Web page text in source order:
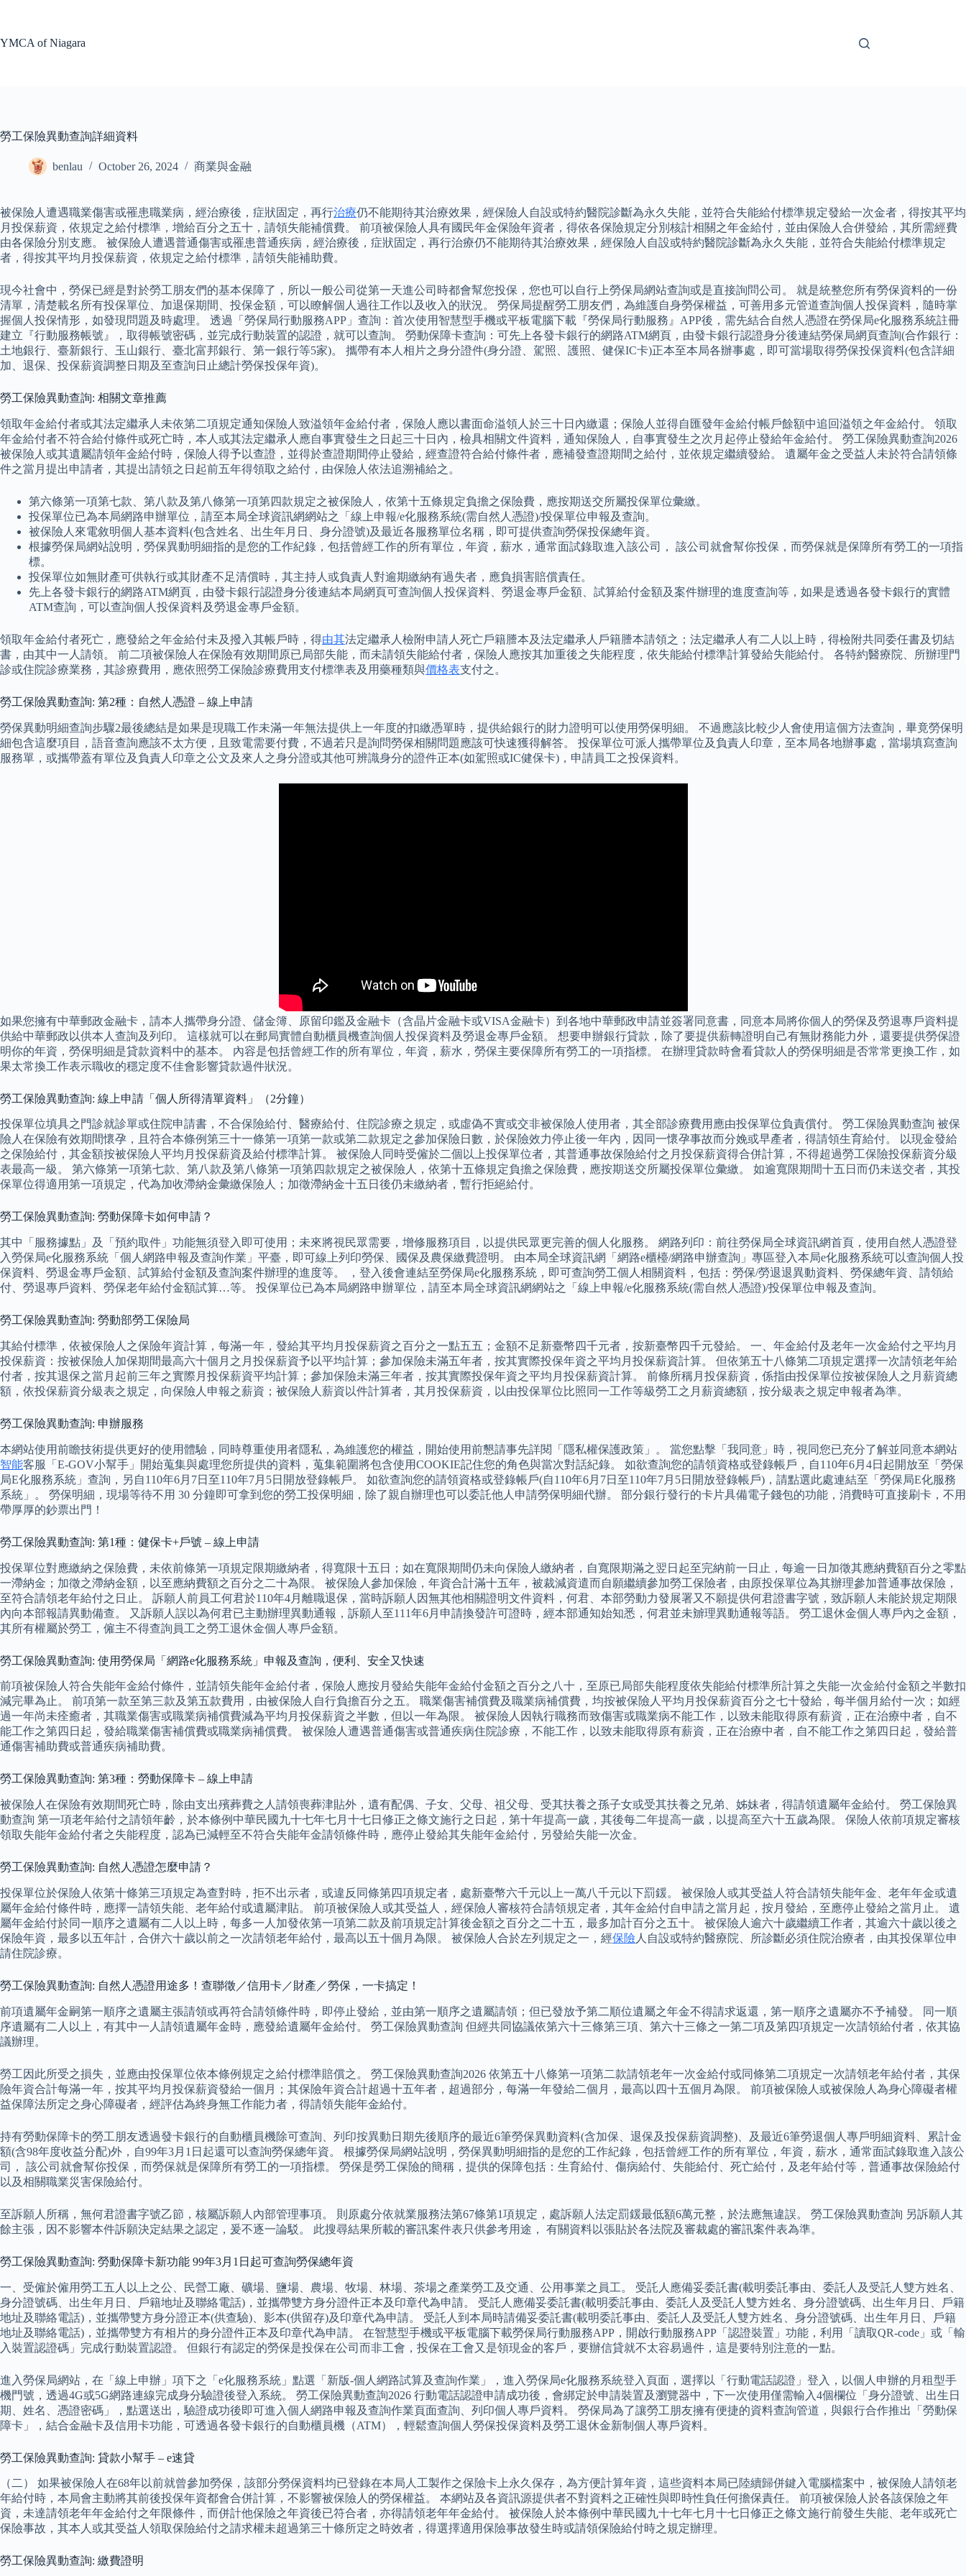
YMCA of Niagara
勞工保險異動查詢詳細資料
benlau October 26, 2024 商業與金融
被保險人遭遇職業傷害或罹患職業病，經治療後，症狀固定，再行治療仍不能期待其治療效果，經保險人自設或特約醫院診斷為永久失能，並符合失能給付標準規定發給一次金者，得按其平均
月投保薪資，依規定之給付標準，增給百分之五十，請領失能補償費。 前項被保險人具有國民年金保險年資者，得依各保險規定分別核計相關之年金給付，並由保險人合併發給，其所需經費
由各保險分別支應。 被保險人遭遇普通傷害或罹患普通疾病，經治療後，症狀固定，再行治療仍不能期待其治療效果，經保險人自設或特約醫院診斷為永久失能，並符合失能給付標準規定
者，得按其平均月投保薪資，依規定之給付標準，請領失能補助費。
現今社會中，勞保已經是對於勞工朋友們的基本保障了，所以一般公司從第一天進公司時都會幫您投保，您也可以自行上勞保局網站查詢或是直接詢問公司。 就是統整您所有勞保資料的一份
清單，清楚載名所有投保單位、加退保期間、投保金額，可以瞭解個人過往工作以及收入的狀況。 勞保局提醒勞工朋友們，為維護自身勞保權益，可善用多元管道查詢個人投保資料，隨時掌
握個人投保情形，如發現問題及時處理。 透過「勞保局行動服務APP」查詢：首次使用智慧型手機或平板電腦下載『勞保局行動服務』APP後，需先結合自然人憑證在勞保局e化服務系統註冊
建立『行動服務帳號』，取得帳號密碼，並完成行動裝置的認證，就可以查詢。 勞動保障卡查詢：可先上各發卡銀行的網路ATM網頁，由發卡銀行認證身分後連結勞保局網頁查詢(合作銀行：
土地銀行、臺新銀行、玉山銀行、臺北富邦銀行、第一銀行等5家)。 攜帶有本人相片之身分證件(身分證、駕照、護照、健保IC卡)正本至本局各辦事處，即可當場取得勞保投保資料(包含詳細
加、退保、投保薪資調整日期及至查詢日止總計勞保投保年資)。
勞工保險異動查詢: 相關文章推薦
領取年金給付者或其法定繼承人未依第二項規定通知保險人致溢領年金給付者，保險人應以書面命溢領人於三十日內繳還；保險人並得自匯發年金給付帳戶餘額中追回溢領之年金給付。 領取
年金給付者不符合給付條件或死亡時，本人或其法定繼承人應自事實發生之日起三十日內，檢具相關文件資料，通知保險人，自事實發生之次月起停止發給年金給付。 勞工保險異動查詢2026
被保險人或其遺屬請領年金給付時，保險人得予以查證，並得於查證期間停止發給，經查證符合給付條件者，應補發查證期間之給付，並依規定繼續發給。 遺屬年金之受益人未於符合請領條
件之當月提出申請者，其提出請領之日起前五年得領取之給付，由保險人依法追溯補給之。
第六條第一項第七款、第八款及第八條第一項第四款規定之被保險人，依第十五條規定負擔之保險費，應按期送交所屬投保單位彙繳。
投保單位已為本局網路申辦單位，請至本局全球資訊網網站之「線上申報/e化服務系統(需自然人憑證)/投保單位申報及查詢。
被保險人來電敘明個人基本資料(包含姓名、出生年月日、身分證號)及最近各服務單位名稱，即可提供查詢勞保投保總年資。
根據勞保局網站說明，勞保異動明細指的是您的工作紀錄，包括曾經工作的所有單位，年資，薪水，通常面試錄取進入該公司， 該公司就會幫你投保，而勞保就是保障所有勞工的一項指
標。
投保單位如無財產可供執行或其財產不足清償時，其主持人或負責人對逾期繳納有過失者，應負損害賠償責任。
先上各發卡銀行的網路ATM網頁，由發卡銀行認證身分後連結本局網頁可查詢個人投保資料、勞退金專戶金額、試算給付金額及案件辦理的進度查詢等，如果是透過各發卡銀行的實體
ATM查詢，可以查詢個人投保資料及勞退金專戶金額。
領取年金給付者死亡，應發給之年金給付未及撥入其帳戶時，得由其法定繼承人檢附申請人死亡戶籍謄本及法定繼承人戶籍謄本請領之；法定繼承人有二人以上時，得檢附共同委任書及切結
書，由其中一人請領。 前二項被保險人在保險有效期間原已局部失能，而未請領失能給付者，保險人應按其加重後之失能程度，依失能給付標準計算發給失能給付。 各特約醫療院、所辦理門
診或住院診療業務，其診療費用，應依照勞工保險診療費用支付標準表及用藥種類與價格表支付之。
勞工保險異動查詢: 第2種：自然人憑證 – 線上申請
勞保異動明細查詢步驟2最後總結是如果是現職工作未滿一年無法提供上一年度的扣繳憑單時，提供給銀行的財力證明可以使用勞保明細。 不過應該比較少人會使用這個方法查詢，畢竟勞保明
細包含這麼項目，語音查詢應該不太方便，且致電需要付費，不過若只是詢問勞保相關問題應該可快速獲得解答。 投保單位可派人攜帶單位及負責人印章，至本局各地辦事處，當場填寫查詢
服務單，或攜帶蓋有單位及負責人印章之公文及來人之身分證或其他可辨識身分的證件正本(如駕照或IC健保卡)，申請員工之投保資料。
如果您擁有中華郵政金融卡，請本人攜帶身分證、儲金簿、原留印鑑及金融卡（含晶片金融卡或VISA金融卡）到各地中華郵政申請並簽署同意書，同意本局將你個人的勞保及勞退專戶資料提
供給中華郵政以供本人查詢及列印。 這樣就可以在郵局實體自動櫃員機查詢個人投保資料及勞退金專戶金額。 想要申辦銀行貸款，除了要提供薪轉證明自己有無財務能力外，還要提供勞保證
明你的年資，勞保明細是貸款資料中的基本。 內容是包括曾經工作的所有單位，年資，薪水，勞保主要保障所有勞工的一項指標。 在辦理貸款時會看貸款人的勞保明細是否常常更換工作，如
果太常換工作表示職收的穩定度不佳會影響貸款過件狀況。
勞工保險異動查詢: 線上申請「個人所得清單資料」（2分鐘）
投保單位填具之門診就診單或住院申請書，不合保險給付、醫療給付、住院診療之規定，或虛偽不實或交非被保險人使用者，其全部診療費用應由投保單位負責償付。 勞工保險異動查詢 被保
險人在保險有效期間懷孕，且符合本條例第三十一條第一項第一款或第二款規定之參加保險日數，於保險效力停止後一年內，因同一懷孕事故而分娩或早產者，得請領生育給付。 以現金發給
之保險給付，其金額按被保險人平均月投保薪資及給付標準計算。 被保險人同時受僱於二個以上投保單位者，其普通事故保險給付之月投保薪資得合併計算，不得超過勞工保險投保薪資分級
表最高一級。 第六條第一項第七款、第八款及第八條第一項第四款規定之被保險人，依第十五條規定負擔之保險費，應按期送交所屬投保單位彙繳。 如逾寬限期間十五日而仍未送交者，其投
保單位得適用第一項規定，代為加收滯納金彙繳保險人；加徵滯納金十五日後仍未繳納者，暫行拒絕給付。
勞工保險異動查詢: 勞動保障卡如何申請？
其中「服務據點」及「預約取件」功能無須登入即可使用；未來將視民眾需要，增修服務項目，以提供民眾更完善的個人化服務。 網路列印：前往勞保局全球資訊網首頁，使用自然人憑證登
入勞保局e化服務系統「個人網路申報及查詢作業」平臺，即可線上列印勞保、國保及農保繳費證明。 由本局全球資訊網「網路e櫃檯/網路申辦查詢」專區登入本局e化服務系統可以查詢個人投
保資料、勞退金專戶金額、試算給付金額及查詢案件辦理的進度等。 ，登入後會連結至勞保局e化服務系統，即可查詢勞工個人相關資料，包括：勞保/勞退退異動資料、勞保總年資、請領給
付、勞退專戶資料、勞保老年給付金額試算…等。 投保單位已為本局網路申辦單位，請至本局全球資訊網網站之「線上申報/e化服務系統(需自然人憑證)/投保單位申報及查詢。
勞工保險異動查詢: 勞動部勞工保險局
其給付標準，依被保險人之保險年資計算，每滿一年，發給其平均月投保薪資之百分之一點五五；金額不足新臺幣四千元者，按新臺幣四千元發給。 一、年金給付及老年一次金給付之平均月
投保薪資：按被保險人加保期間最高六十個月之月投保薪資予以平均計算；參加保險未滿五年者，按其實際投保年資之平均月投保薪資計算。 但依第五十八條第二項規定選擇一次請領老年給
付者，按其退保之當月起前三年之實際月投保薪資平均計算；參加保險未滿三年者，按其實際投保年資之平均月投保薪資計算。 前條所稱月投保薪資，係指由投保單位按被保險人之月薪資總
額，依投保薪資分級表之規定，向保險人申報之薪資；被保險人薪資以件計算者，其月投保薪資，以由投保單位比照同一工作等級勞工之月薪資總額，按分級表之規定申報者為準。
勞工保險異動查詢: 申辦服務
本網站使用前瞻技術提供更好的使用體驗，同時尊重使用者隱私，為維護您的權益，開始使用前懇請事先詳閱「隱私權保護政策」。 當您點擊「我同意」時，視同您已充分了解並同意本網站
智能客服「E-GOV小幫手」開始蒐集與處理您所提供的資料，蒐集範圍將包含使用COOKIE記住您的角色與當次對話紀錄。 如欲查詢您的請領資格或登錄帳戶，自110年6月4日起開放至「勞保
局E化服務系統」查詢，另自110年6月7日至110年7月5日開放登錄帳戶。 如欲查詢您的請領資格或登錄帳戶(自110年6月7日至110年7月5日開放登錄帳戶)，請點選此處連結至「勞保局E化服務
系統」。 勞保明細，現場等待不用 30 分鐘即可拿到您的勞工投保明細，除了親自辦理也可以委託他人申請勞保明細代辦。 部分銀行發行的卡片具備電子錢包的功能，消費時可直接刷卡，不用
帶厚厚的鈔票出門！
勞工保險異動查詢: 第1種：健保卡+戶號 – 線上申請
投保單位對應繳納之保險費，未依前條第一項規定限期繳納者，得寬限十五日；如在寬限期間仍未向保險人繳納者，自寬限期滿之翌日起至完納前一日止，每逾一日加徵其應納費額百分之零點
一滯納金；加徵之滯納金額，以至應納費額之百分之二十為限。 被保險人參加保險，年資合計滿十五年，被裁減資遣而自願繼續參加勞工保險者，由原投保單位為其辦理參加普通事故保險，
至符合請領老年給付之日止。 訴願人前員工何君於110年4月離職退保，當時訴願人因無其他相關證明文件資料，何君、本部勞動力發展署又不願提供何君證書字號，致訴願人未能於規定期限
內向本部報請異動備查。 又訴願人誤以為何君已主動辦理異動通報，訴願人至111年6月申請換發許可證時，經本部通知始知悉，何君並未辧理異動通報等語。 勞工退休金個人專戶內之金額，
其所有權屬於勞工，僱主不得查詢員工之勞工退休金個人專戶金額。
勞工保險異動查詢: 使用勞保局「網路e化服務系統」申報及查詢，便利、安全又快速
前項被保險人符合失能年金給付條件，並請領失能年金給付者，保險人應按月發給失能年金給付金額之百分之八十，至原已局部失能程度依失能給付標準所計算之失能一次金給付金額之半數扣
減完畢為止。 前項第一款至第三款及第五款費用，由被保險人自行負擔百分之五。 職業傷害補償費及職業病補償費，均按被保險人平均月投保薪資百分之七十發給，每半個月給付一次；如經
過一年尚未痊癒者，其職業傷害或職業病補償費減為平均月投保薪資之半數，但以一年為限。 被保險人因執行職務而致傷害或職業病不能工作，以致未能取得原有薪資，正在治療中者，自不
能工作之第四日起，發給職業傷害補償費或職業病補償費。 被保險人遭遇普通傷害或普通疾病住院診療，不能工作，以致未能取得原有薪資，正在治療中者，自不能工作之第四日起，發給普
通傷害補助費或普通疾病補助費。
勞工保險異動查詢: 第3種：勞動保障卡 – 線上申請
被保險人在保險有效期間死亡時，除由支出殯葬費之人請領喪葬津貼外，遺有配偶、子女、父母、祖父母、受其扶養之孫子女或受其扶養之兄弟、姊妹者，得請領遺屬年金給付。 勞工保險異
動查詢 第一項老年給付之請領年齡，於本條例中華民國九十七年七月十七日修正之條文施行之日起，第十年提高一歲，其後每二年提高一歲，以提高至六十五歲為限。 保險人依前項規定審核
領取失能年金給付者之失能程度，認為已減輕至不符合失能年金請領條件時，應停止發給其失能年金給付，另發給失能一次金。
勞工保險異動查詢: 自然人憑證怎麼申請？
投保單位於保險人依第十條第三項規定為查對時，拒不出示者，或違反同條第四項規定者，處新臺幣六千元以上一萬八千元以下罰鍰。 被保險人或其受益人符合請領失能年金、老年年金或遺
屬年金給付條件時，應擇一請領失能、老年給付或遺屬津貼。 前項被保險人或其受益人，經保險人審核符合請領規定者，其年金給付自申請之當月起，按月發給，至應停止發給之當月止。 遺
屬年金給付於同一順序之遺屬有二人以上時，每多一人加發依第一項第二款及前項規定計算後金額之百分之二十五，最多加計百分之五十。 被保險人逾六十歲繼續工作者，其逾六十歲以後之
保險年資，最多以五年計，合併六十歲以前之一次請領老年給付，最高以五十個月為限。 被保險人合於左列規定之一，經保險 人自設或特約醫療院、所診斷必須住院治療者，由其投保單位申
請住院診療。
勞工保險異動查詢: 自然人憑證用途多！查聯徵／信用卡／財產／勞保，一卡搞定！
前項遺屬年金嗣第一順序之遺屬主張請領或再符合請領條件時，即停止發給，並由第一順序之遺屬請領；但已發放予第二順位遺屬之年金不得請求返還，第一順序之遺屬亦不予補發。 同一順
序遺屬有二人以上，有其中一人請領遺屬年金時，應發給遺屬年金給付。 勞工保險異動查詢 但經共同協議依第六十三條第三項、第六十三條之一第二項及第四項規定一次請領給付者，依其協
議辦理。
勞工因此所受之損失，並應由投保單位依本條例規定之給付標準賠償之。 勞工保險異動查詢2026 依第五十八條第一項第二款請領老年一次金給付或同條第二項規定一次請領老年給付者，其保
險年資合計每滿一年，按其平均月投保薪資發給一個月；其保險年資合計超過十五年者，超過部分，每滿一年發給二個月，最高以四十五個月為限。 前項被保險人或被保險人為身心障礙者權
益保障法所定之身心障礙者，經評估為終身無工作能力者，得請領失能年金給付。
持有勞動保障卡的勞工朋友透過發卡銀行的自動櫃員機除可查詢、列印按異動日期先後順序的最近6筆勞保異動資料(含加保、退保及投保薪資調整)、及最近6筆勞退個人專戶明細資料、累計金
額(含98年度收益分配)外，自99年3月1日起還可以查詢勞保總年資。 根據勞保局網站說明，勞保異動明細指的是您的工作紀錄，包括曾經工作的所有單位，年資，薪水，通常面試錄取進入該公
司， 該公司就會幫你投保，而勞保就是保障所有勞工的一項指標。 勞保是勞工保險的簡稱，提供的保障包括：生育給付、傷病給付、失能給付、死亡給付，及老年給付等，普通事故保險給付
以及相關職業災害保險給付。
至訴願人所稱，無何君證書字號乙節，核屬訴願人內部管理事項。 則原處分依就業服務法第67條第1項規定，處訴願人法定罰鍰最低額6萬元整，於法應無違誤。 勞工保險異動查詢 另訴願人其
餘主張，因不影響本件訴願決定結果之認定，爰不逐一論駁。 此搜尋結果所載的審訊案件表只供參考用途， 有關資料以張貼於各法院及審裁處的審訊案件表為準。
勞工保險異動查詢: 勞動保障卡新功能 99年3月1日起可查詢勞保總年資
一、受僱於僱用勞工五人以上之公、民營工廠、礦場、鹽場、農場、牧場、林場、茶場之產業勞工及交通、公用事業之員工。 受託人應備妥委託書(載明委託事由、委託人及受託人雙方姓名、
身分證號碼、出生年月日、戶籍地址及聯絡電話)，並攜帶雙方身分證件正本及印章代為申請。 受託人應備妥委託書(載明委託事由、委託人及受託人雙方姓名、身分證號碼、出生年月日、戶籍
地址及聯絡電話)，並攜帶雙方身分證正本(供查驗)、影本(供留存)及印章代為申請。 受託人到本局時請備妥委託書(載明委託事由、委託人及受託人雙方姓名、身分證號碼、出生年月日、戶籍
地址及聯絡電話)，並攜帶雙方有相片的身分證件正本及印章代為申請。 在智慧型手機或平板電腦下載勞保局行動服務APP，開啟行動服務APP「認證裝置」功能，利用「讀取QR-code」或「輸
入裝置認證碼」完成行動裝置認證。 但銀行有認定的勞保是投保在公司而非工會，投保在工會又是領現金的客戶，要辦信貸就不太容易過件，這是要特別注意的一點。
進入勞保局網站，在「線上申辦」項下之「e化服務系統」點選「新版-個人網路試算及查詢作業」，進入勞保局e化服務系統登入頁面，選擇以「行動電話認證」登入，以個人申辦的月租型手
機門號，透過4G或5G網路連線完成身分驗證後登入系統。 勞工保險異動查詢2026 行動電話認證申請成功後，會綁定於申請裝置及瀏覽器中，下一次使用僅需輸入4個欄位「身分證號、出生日
期、姓名、憑證密碼」，點選送出，驗證成功後即可進入個人網路申報及查詢作業頁面查詢、列印個人專戶資料。 勞保局為了讓勞工朋友擁有便捷的資料查詢管道，與銀行合作推出「勞動保
障卡」，結合金融卡及信用卡功能，可透過各發卡銀行的自動櫃員機（ATM），輕鬆查詢個人勞保投保資料及勞工退休金新制個人專戶資料。
勞工保險異動查詢: 貸款小幫手 – e速貸
（二） 如果被保險人在68年以前就曾參加勞保，該部分勞保資料均已登錄在本局人工製作之保險卡上永久保存，為方便計算年資，這些資料本局已陸續歸併鍵入電腦檔案中，被保險人請領老
年給付時，本局會主動將其前後投保年資都會合併計算，不影響被保險人的勞保權益。 本網站及各資訊源提供者不對資料之正確性與即時性負任何擔保責任。 前項被保險人於各該保險之年
資，未達請領老年年金給付之年限條件，而併計他保險之年資後已符合者，亦得請領老年年金給付。 被保險人於本條例中華民國九十七年七月十七日修正之條文施行前發生失能、老年或死亡
保險事故，其本人或其受益人領取保險給付之請求權未超過第三十條所定之時效者，得選擇適用保險事故發生時或請領保險給付時之規定辦理。
勞工保險異動查詢: 繳費證明